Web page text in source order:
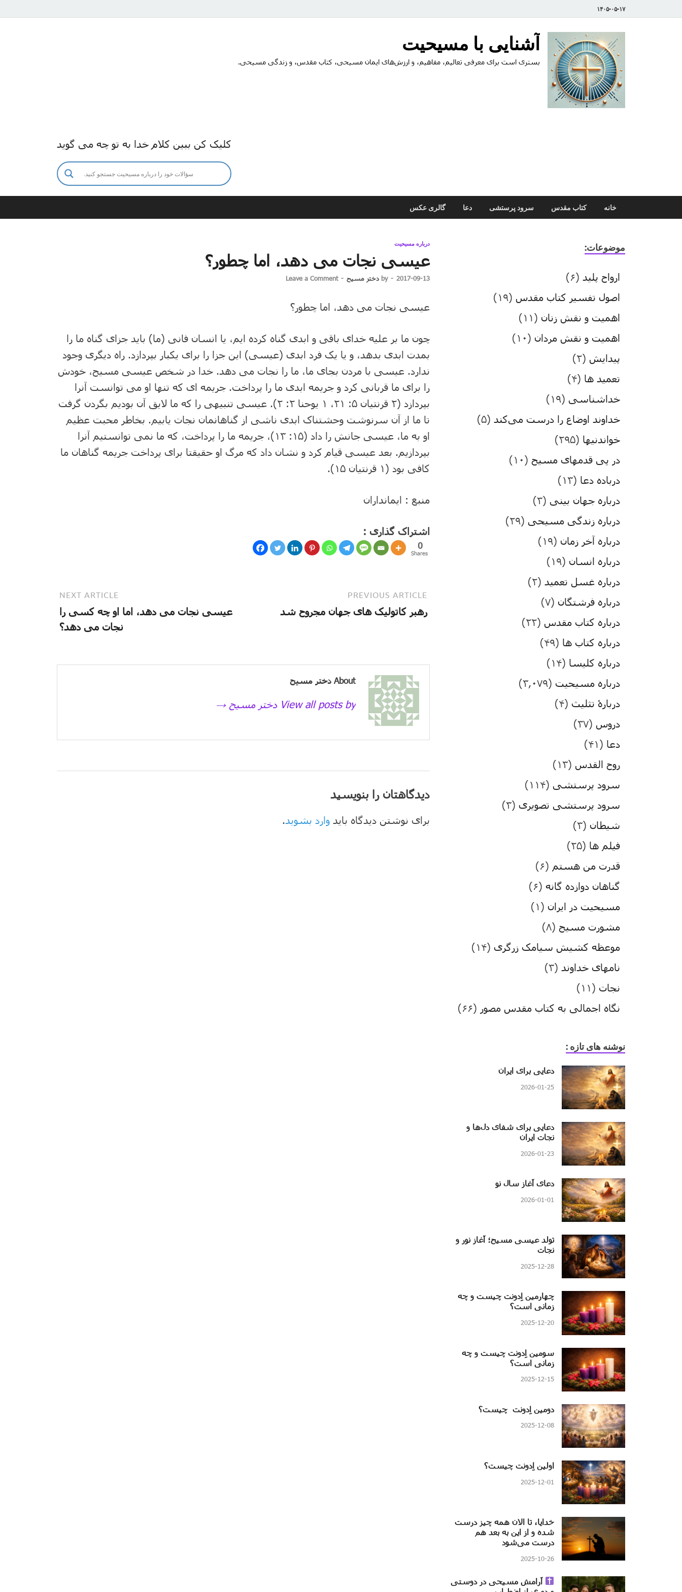
۱۴۰۵-۰۵-۱۷
آشنایی با مسیحیت
بستری است برای معرفی تعالیم، مفاهیم، و ارزش‌های ایمان مسیحی، کتاب مقدس، و زندگی مسیحی.
کلیک کن ببین کلام خدا به تو چه می گوید
خانه کتاب مقدس سرود پرستشی دعا گالری عکس
درباره مسیحیت
عیسی نجات می دهد، اما چطور؟
2017-09-13
-
by دختر مسیح -
Leave a Comment
عیسی نجات می دهد، اما چطور؟
چون ما بر علیه خدای باقی و ابدی گناه کرده ایم، یا انسان فانی (ما) باید جزای گناه ما را
بمدت ابدی بدهد، و یا یک فرد ابدی (عیسی) این جزا را برای یکبار بپردازد. راه دیگری وجود
ندارد. عیسی با مردن بجای ما، ما را نجات می دهد. خدا در شخص عیسی مسیح، خودش
را برای ما قربانی کرد و جریمه ابدی ما را پرداخت. جریمه ای که تنها او می توانست آنرا
بپردازد (۲ قرنتیان ۵: ۲۱، ۱ یوحنا ۲: ۲). عیسی تنبیهی را که ما لایق آن بودیم بگردن گرفت
تا ما از آن سرنوشت وحشتناک ابدی ناشی از گناهانمان نجات یابیم. بخاطر محبت عظیم
او به ما، عیسی جانش را داد (۱۵: ۱۳)، جریمه ما را پرداخت، که ما نمی توانستیم آنرا
بپردازیم. بعد عیسی قیام کرد و نشان داد که مرگ او حقیقتا برای پرداخت جریمه گناهان ما
کافی بود (۱ قرنتیان ۱۵).
منبع : ایمانداران
اشتراک گذاری :
0
Shares
PREVIOUS ARTICLE
رهبر کاتولیک های جهان مجروح شد
NEXT ARTICLE
عیسی نجات می دهد، اما او چه کسی را
نجات می دهد؟
About دختر مسیح
View all posts by دختر مسیح →
دیدگاهتان را بنویسید
برای نوشتن دیدگاه باید وارد بشوید.
موضوعات:
ارواح پلید (۶)
اصول تفسیر کتاب مقدس (۱۹)
اهمیت و نقش زنان (۱۱)
اهمیت و نقش مردان (۱۰)
پیدایش (۲)
تعمید ها (۴)
خداشناسی (۱۹)
خداوند اوضاع را درست می‌کند (۵)
خواندنیها (۲۹۵)
در پی قدمهای مسیح (۱۰)
درباده دعا (۱۳)
درباره جهان بینی (۳)
درباره زندگی مسیحی (۲۹)
درباره آخر زمان (۱۹)
درباره انسان (۱۹)
درباره غسل تعمید (۲)
درباره فرشتگان (۷)
درباره کتاب مقدس (۲۲)
درباره کتاب ها (۴۹)
درباره کلیسا (۱۴)
درباره مسیحیت (۳,۰۷۹)
دربارۀ تثلیث (۴)
دروس (۳۷)
دعا (۴۱)
روح القدس (۱۳)
سرود پرستشی (۱۱۴)
سرود پرستشی تصویری (۳)
شیطان (۳)
فیلم ها (۲۵)
قدرت من هستم (۶)
گناهان دوازده گانه (۶)
مسیحیت در ایران (۱)
مشورت مسیح (۸)
موعظه کشیش سیامک زرگری (۱۴)
نامهای خداوند (۳)
نجات (۱۱)
نگاه اجمالی به کتاب مقدس مصور (۶۶)
نوشنه های تازه :
دعایی برای ایران
2026-01-25
دعایی برای شفای دل‌ها و
نجات ایران
2026-01-23
دعای آغاز سال نو
2026-01-01
تولد عیسی مسیح؛ آغاز نور و
نجات
2025-12-28
چهارمین اِدونت چیست و چه
زمانی است؟
2025-12-20
سومین اِدونت چیست و چه
زمانی است؟
2025-12-15
دومین اِدونت چیست؟
2025-12-08
اولین اِدونت چیست؟
2025-12-01
خدایا، تا الان همه چیز درست
شده و از این به بعد هم
درست می‌شود
2025-10-26
آرامش مسیحی در دوستی